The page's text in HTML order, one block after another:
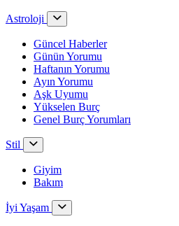
Astroloji
Güncel Haberler
Günün Yorumu
Haftanın Yorumu
Ayın Yorumu
Aşk Uyumu
Yükselen Burç
Genel Burç Yorumları
Stil
Giyim
Bakım
İyi Yaşam